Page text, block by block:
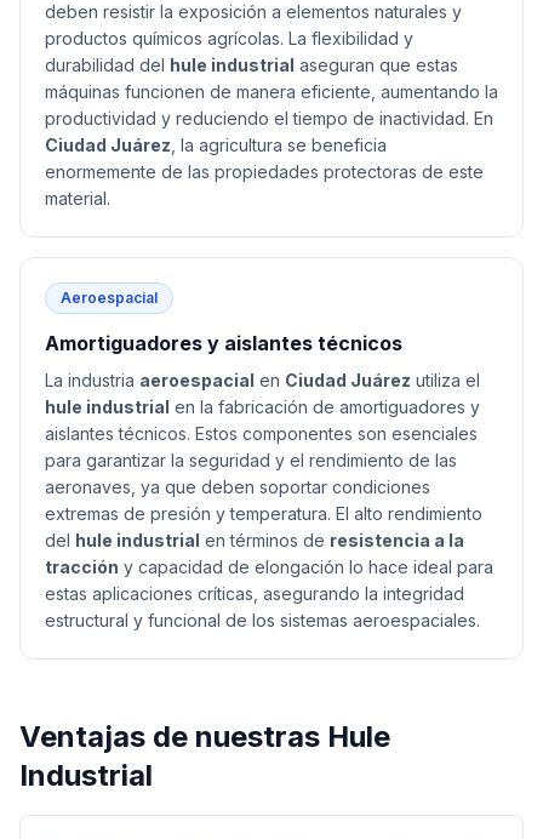
deben resistir la exposición a elementos naturales y
productos químicos agrícolas. La flexibilidad y
durabilidad del hule industrial aseguran que estas
máquinas funcionen de manera eficiente, aumentando la
productividad y reduciendo el tiempo de inactividad. En
Ciudad Juárez , la agricultura se beneficia
enormemente de las propiedades protectoras de este
material.
Aeroespacial
Amortiguadores y aislantes técnicos
La industria aeroespacial en Ciudad Juárez utiliza el
hule industrial en la fabricación de amortiguadores y
aislantes técnicos. Estos componentes son esenciales
para garantizar la seguridad y el rendimiento de las
aeronaves, ya que deben soportar condiciones
extremas de presión y temperatura. El alto rendimiento
del hule industrial en términos de resistencia a la
tracción y capacidad de elongación lo hace ideal para
estas aplicaciones críticas, asegurando la integridad
estructural y funcional de los sistemas aeroespaciales.
Ventajas de nuestras Hule
Industrial